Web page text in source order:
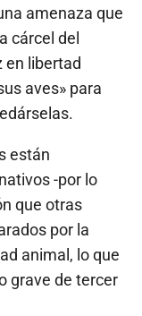
amenaza que
cárcel del
en libertad
aves» para
están
-por lo
que otras
por la
animal, lo que
grave de tercer